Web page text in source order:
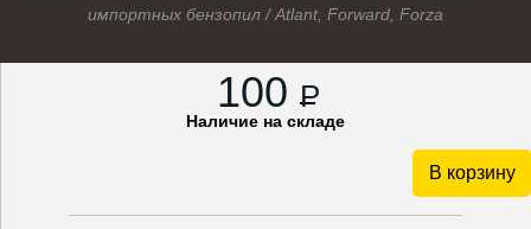
импортных бензопил /Atlant, Forward, Forza
100 P
Наличие на складе
В корзину